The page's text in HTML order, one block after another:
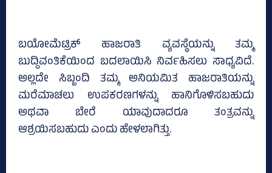
ಬಯೋಮೆಟ್ರಿಕ್ ಹಾಜರಾತಿ ವ್ಯವಸ್ಥೆಯನ್ನು ತಮ್ಮ
ಬುದ್ದಿವಂತಿಕೆಯಿಂದ ಬದಲಾಯಿಸಿ ನಿರ್ವಹಿಸಲು ಸಾಧ್ಯವಿದೆ.
ಅಲ್ಲದೇ ಸಿಬ್ಬಂದಿ ತಮ್ಮ ಅನಿಯಮಿತ ಹಾಜರಾತಿಯನ್ನು
ಮರೆಮಾಚಲು ಉಪಕರಣಗಳನ್ನು ಹಾನಿಗೊಳಿಸಬಹುದು
ಅಥವಾ ಬೇರೆ ಯಾವುದಾದರೂ ತಂತ್ರವನ್ನು
ಆಶ್ರಯಿಸಬಹುದು ಎಂದು ಹೇಳಲಾಗಿತ್ತು.